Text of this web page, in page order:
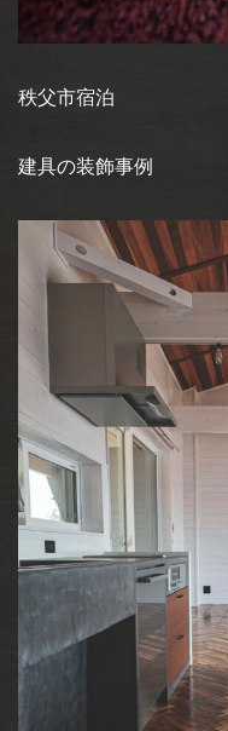
秩父市宿泊
建具の装飾事例